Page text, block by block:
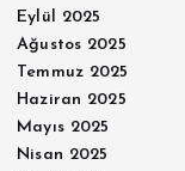
Eylül 2025
Ağustos 2025
Temmuz 2025
Haziran 2025
Mayıs 2025
Nisan 2025